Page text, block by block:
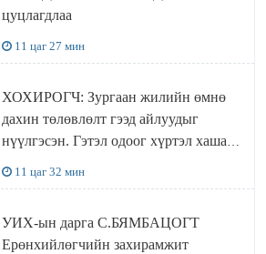
цуцлагдлаа
11 цаг 27 мин
ХОХИРОГЧ: Зургаан жилийн өмнө
дахин төлөвлөлт гээд айлуудыг
нүүлгэсэн. Гэтэл одоог хүртэл хашаа
байшин ч байхгүй, орон сууц ч
байхгүй хаана амьдрахаа мэдэхгүй явж
11 цаг 32 мин
УИХ-ын дарга С.БЯМБАЦОГТ
Ерөнхийлөгчийн захирамжит